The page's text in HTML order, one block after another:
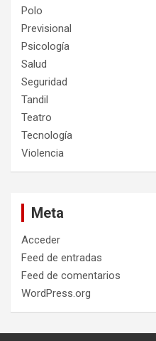
Polo
Previsional
Psicología
Salud
Seguridad
Tandil
Teatro
Tecnología
Violencia
Meta
Acceder
Feed de entradas
Feed de comentarios
WordPress.org